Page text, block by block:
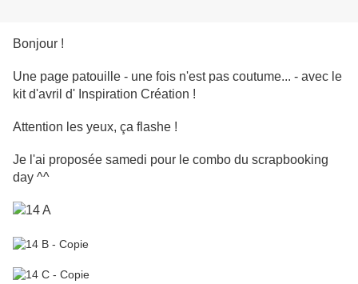
Bonjour !
Une page patouille - une fois n'est pas coutume... - avec le
kit d'avril d' Inspiration Création !
Attention les yeux, ça flashe !
Je l'ai proposée samedi pour le combo du scrapbooking
day ^^